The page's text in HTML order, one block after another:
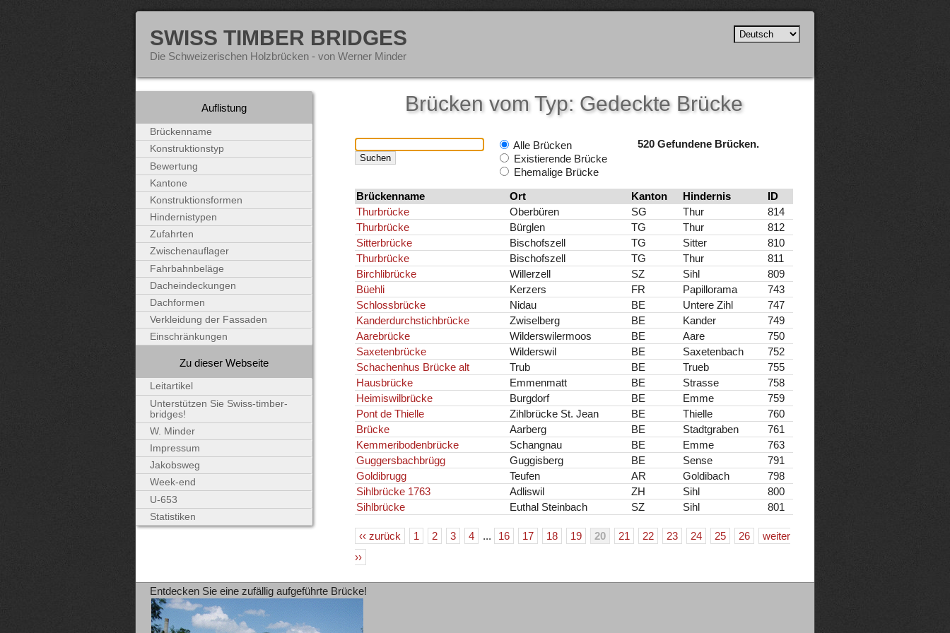
SWISS TIMBER BRIDGES
Die Schweizerischen Holzbrücken - von Werner Minder
Brücken vom Typ: Gedeckte Brücke
Alle Brücken
Existierende Brücke
Ehemalige Brücke
520 Gefundene Brücken.
Brückenname Ort Kanton Hindernis
ID
Thurbrücke
Oberbüren SG Thur
814
Thurbrücke
Bürglen TG Thur
812
Sitterbrücke
Bischofszell TG Sitter
810
Thurbrücke
Bischofszell TG Thur
811
Birchlibrücke
Willerzell SZ Sihl
809
Büehli
Kerzers FR Papillorama
743
Schlossbrücke
Nidau BE Untere Zihl
747
Kanderdurchstichbrücke
Zwiselberg BE Kander
749
Aarebrücke
Wilderswilermoos BE Aare
750
Saxetenbrücke
Wilderswil BE Saxetenbach
752
Schachenhus Brücke alt
Trub BE Trueb
755
Hausbrücke
Emmenmatt BE Strasse
758
Heimiswilbrücke
Burgdorf BE Emme
759
Pont de Thielle
Zihlbrücke St. Jean BE Thielle
760
Brücke
Aarberg BE Stadtgraben
761
Kemmeribodenbrücke
Schangnau BE Emme
763
Guggersbachbrügg
Guggisberg BE Sense
791
Goldibrugg
Teufen AR Goldibach
798
Sihlbrücke 1763
Adliswil ZH Sihl
800
Sihlbrücke
Euthal Steinbach SZ Sihl 801
‹‹ zurück 1 2 3 4 ... 16 17 18 19 20 21 22 23 24 25 26
weiter
››
Auflistung
Brückenname
Konstruktionstyp
Bewertung
Kantone
Konstruktionsformen
Hindernistypen
Zufahrten
Zwischenauflager
Fahrbahnbeläge
Dacheindeckungen
Dachformen
Verkleidung der Fassaden
Einschränkungen
Zu dieser Webseite
Leitartikel
Unterstützen Sie Swiss-timber-
bridges!
W. Minder
Impressum
Jakobsweg
Week-end
U-653
Statistiken
Entdecken Sie eine zufällig aufgeführte Brücke!